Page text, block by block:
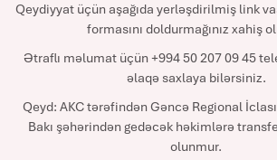
Qeydiyyat üçün aşağıda yerləşdirilmiş link
formasını doldurmağınız xahiş
Ətraflı məlumat üçün +994 50 207 09 45
əlaqə saxlaya bilərsiniz.
Qeyd: AKC tərəfindən Gəncə Regional
Bakı şəhərindən gedəcək həkimlərə
olunmur.